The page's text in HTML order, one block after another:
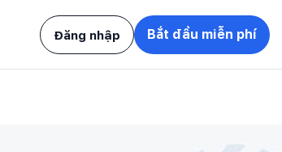
Đăng nhập Bắt đầu miễn phí